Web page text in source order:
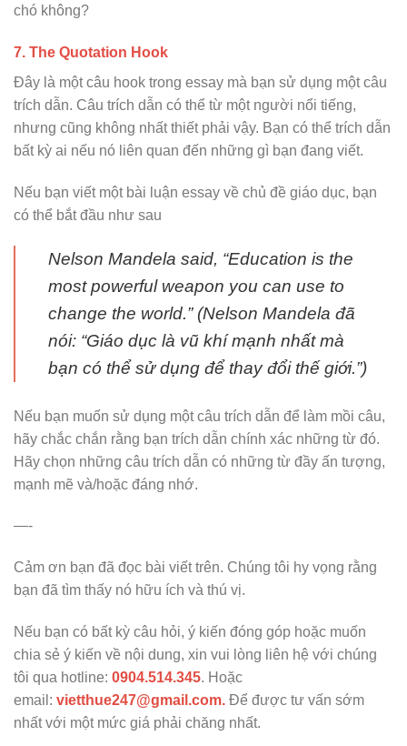
chó không?
7. The Quotation Hook
Đây là một câu hook trong essay mà bạn sử dụng một câu
trích dẫn. Câu trích dẫn có thể từ một người nổi tiếng,
nhưng cũng không nhất thiết phải vậy. Bạn có thể trích dẫn
bất kỳ ai nếu nó liên quan đến những gì bạn đang viết.
Nếu bạn viết một bài luận essay về chủ đề giáo dục, bạn
có thể bắt đầu như sau
Nelson Mandela said, “Education is the
most powerful weapon you can use to
change the world.” (Nelson Mandela đã
nói: “Giáo dục là vũ khí mạnh nhất mà
bạn có thể sử dụng để thay đổi thế giới.”)
Nếu bạn muốn sử dụng một câu trích dẫn để làm mồi câu,
hãy chắc chắn rằng bạn trích dẫn chính xác những từ đó.
Hãy chọn những câu trích dẫn có những từ đầy ấn tượng,
mạnh mẽ và/hoặc đáng nhớ.
—-
Cảm ơn bạn đã đọc bài viết trên. Chúng tôi hy vọng rằng
bạn đã tìm thấy nó hữu ích và thú vị.
Nếu bạn có bất kỳ câu hỏi, ý kiến đóng góp hoặc muốn
chia sẻ ý kiến về nội dung, xin vui lòng liên hệ với chúng
tôi qua hotline: 0904.514.345. Hoặc
email: vietthue247@gmail.com. Để được tư vấn sớm
nhất với một mức giá phải chăng nhất.